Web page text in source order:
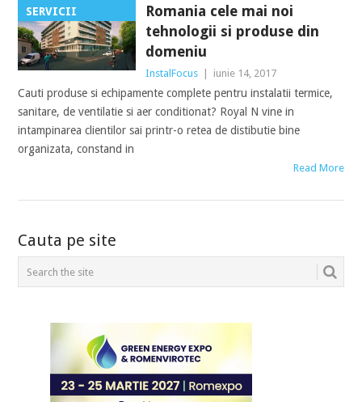
SERVICII
Romania cele mai noi
tehnologii si produse din
domeniu
InstalFocus iunie 14, 2017
Cauti produse si echipamente complete pentru instalatii termice,
sanitare, de ventilatie si aer conditionat? Royal N vine in
intampinarea clientilor sai printr-o retea de distibutie bine
organizata, constand in
Read More
POSTS
NAVIGATION
Cauta pe site